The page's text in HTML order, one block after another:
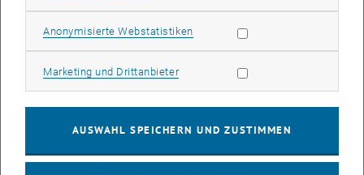
Systems for Advanced Production of Biocomposite
09. März 2026
Biokomposite der nächsten Generation
„(WoodComp3D)“ (https://woodcomp3d.at/) schreibt die…
Anonymisierte WebstatistikenStatistik Cookies zulassen
Marketing und DrittanbieterMarketing Cookies zulassen
AUSWAHL SPEICHERN UND ZUSTIMMEN